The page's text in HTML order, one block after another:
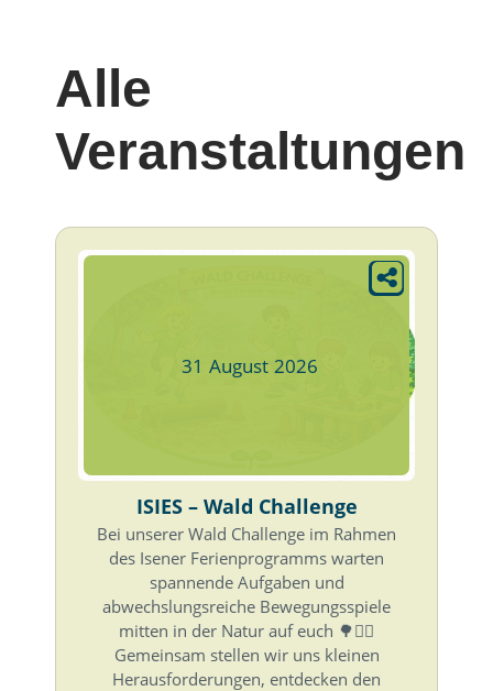
Alle
Veranstaltungen
31 August 2026
ISIES – Wald Challenge
Bei unserer Wald Challenge im Rahmen
des Isener Ferienprogramms warten
spannende Aufgaben und
abwechslungsreiche Bewegungsspiele
mitten in der Natur auf euch 🌳🏃‍♀️
Gemeinsam stellen wir uns kleinen
Herausforderungen, entdecken den